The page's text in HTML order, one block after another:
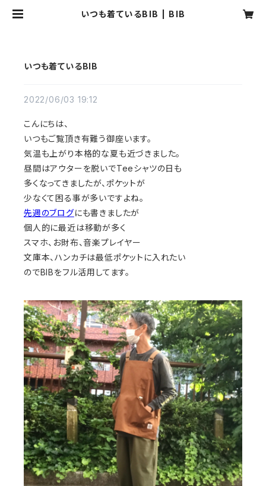
いつも着ているBIB | BIB
いつも着ているBIB
2022/06/03 19:12
こんにちは、
いつもご覧頂き有難う御座います。
気温も上がり本格的な夏も近づきました。
昼間はアウターを脱いでTeeシャツの日も
多くなってきましたが、ポケットが
少なくて困る事が多いですよね。
先週のブログにも書きましたが
個人的に最近は移動が多く
スマホ、お財布、音楽プレイヤー
文庫本、ハンカチは最低ポケットに入れたい
のでBIBをフル活用してます。